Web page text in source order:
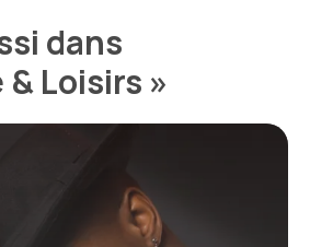
dans
Loisirs »